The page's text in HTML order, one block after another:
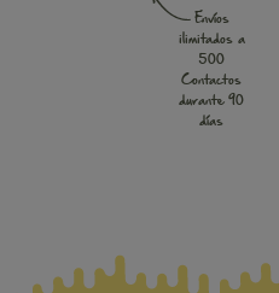
Envíos
ilimitados a
500
Contactos
durante 90
días